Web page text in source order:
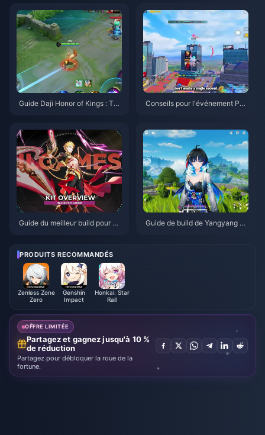
Guide Daji Honor of Kings : Top
Conseils pour l'événement PU
Guide du meilleur build pour Gil
Guide de build de Yangyang Xu
PRODUITS RECOMMANDÉS
Zenless Zone
Zero
Genshin
Impact
Honkai: Star
Rail
OFFRE LIMITÉE
Partagez et gagnez jusqu'à 10 %
de réduction
Partagez pour débloquer la roue de la
fortune.